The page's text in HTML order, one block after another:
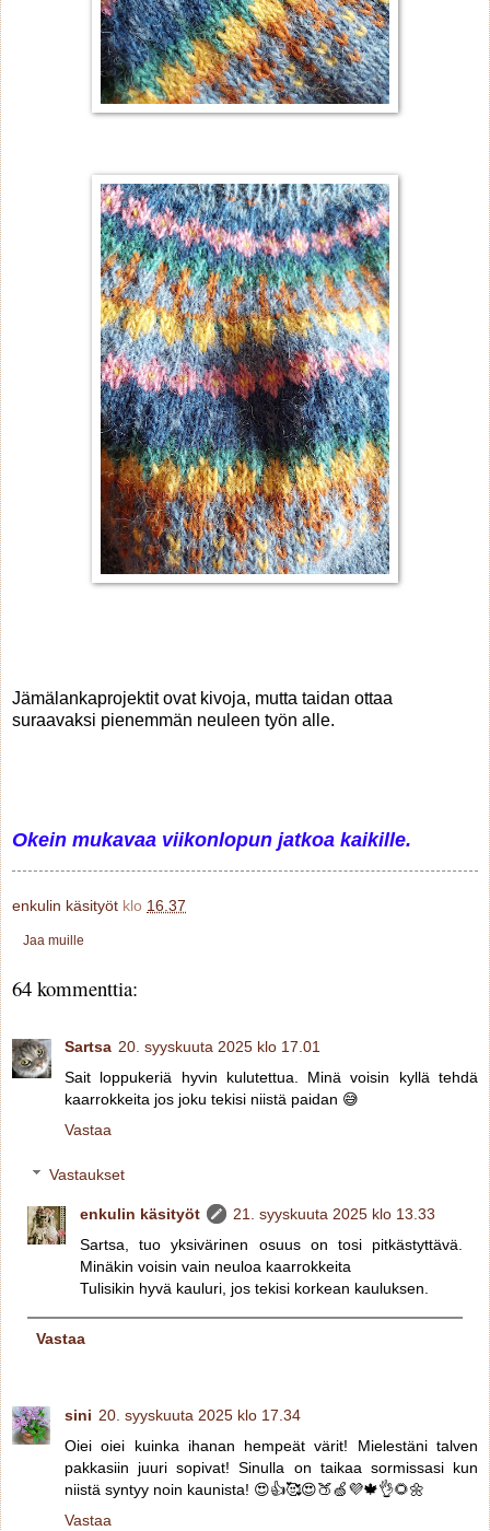
Jämälankaprojektit ovat kivoja, mutta taidan ottaa
suraavaksi pienemmän neuleen työn alle.
Okein mukavaa viikonlopun jatkoa kaikille.
enkulin käsityöt klo 16.37
Jaa muille
64 kommenttia:
Sartsa 20. syyskuuta 2025 klo 17.01
Sait loppukeriä hyvin kulutettua. Minä voisin kyllä tehdä
kaarrokkeita jos joku tekisi niistä paidan 😅
Vastaa
Vastaukset
enkulin käsityöt
21. syyskuuta 2025 klo 13.33
Sartsa, tuo yksivärinen osuus on tosi pitkästyttävä.
Minäkin voisin vain neuloa kaarrokkeita
Tulisikin hyvä kauluri, jos tekisi korkean kauluksen.
Vastaa
sini 20. syyskuuta 2025 klo 17.34
Oiei oiei kuinka ihanan hempeät värit! Mielestäni talven
pakkasiin juuri sopivat! Sinulla on taikaa sormissasi kun
niistä syntyy noin kaunista! 😍👍🥰😍🍑🍏💜🍁👌🌻🌼
Vastaa